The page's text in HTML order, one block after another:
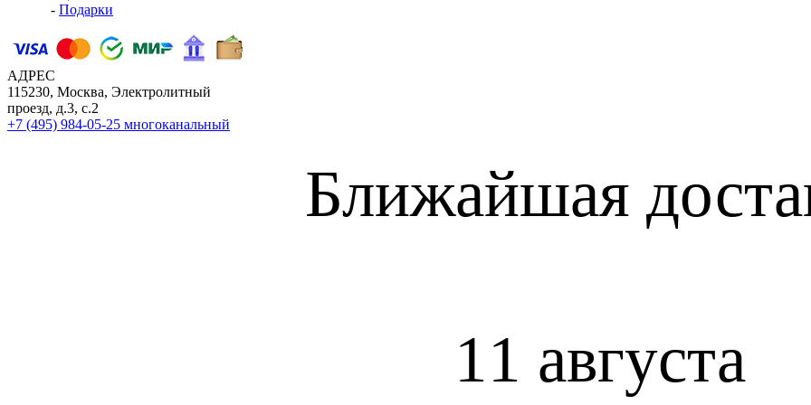
- Подарки
АДРЕС
115230, Москва, Электролитный
проезд, д.3, с.2
+7 (495) 984-05-25 многоканальный
Ближайшая
11 августа